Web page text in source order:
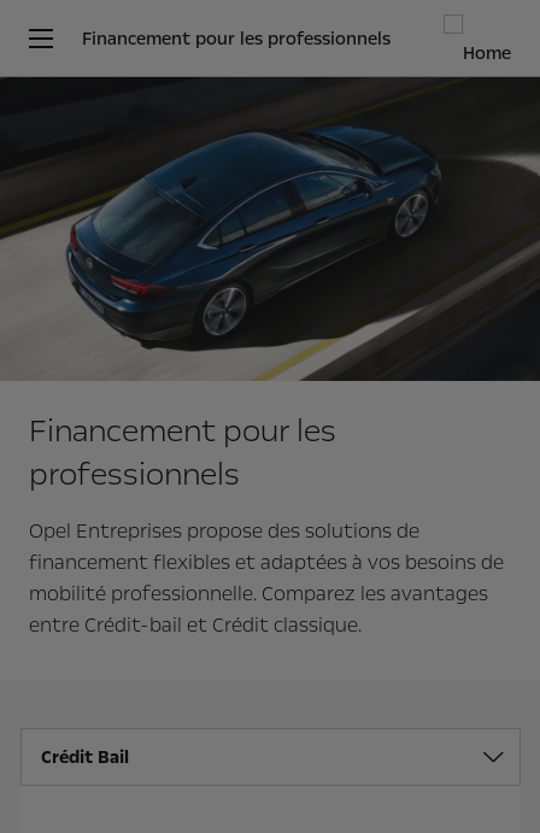
Financement pour les professionnels
Financement pour les
professionnels
Opel Entreprises propose des solutions de
financement flexibles et adaptées à vos besoins de
mobilité professionnelle. Comparez les avantages
entre Crédit-bail et Crédit classique.
Crédit Bail